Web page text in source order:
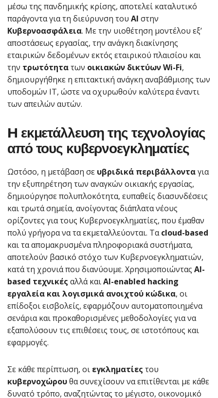
μέσω της πανδημικής κρίσης, αποτελεί καταλυτικό
παράγοντα για τη διεύρυνση του AI στην
Κυβερνοασφάλεια. Με την υιοθέτηση μοντέλου εξ’
αποστάσεως εργασίας, την ανάγκη διακίνησης
εταιρικών δεδομένων εκτός εταιρικού πλαισίου και
την τρωτότητατων οικιακών δικτύων Wi-Fi,
δημιουργήθηκε η επιτακτική ανάγκη αναβάθμισης των
υποδομών IT, ώστε να οχυρωθούν καλύτερα έναντι
των απειλών αυτών.
H εκμετάλλευση της τεχνολογίας
από τους κυβερνοεγκληματίες
Ωστόσο, η μετάβαση σε υβριδικά περιβάλλονταγια
την εξυπηρέτηση των αναγκών οικιακής εργασίας,
δημιούργησε πολυπλοκότητα, ευπαθείς διασυνδέσεις
και τρωτά σημεία, ανοίγοντας διάπλατα νέους
ορίζοντες για τους Κυβερνοεγκληματίες, που έμαθαν
πολύ γρήγορα να τα εκμεταλλεύονται. Ταcloud-based
και τα απομακρυσμένα πληροφοριακά συστήματα,
αποτελούν βασικό στόχο των Κυβερνοεγκληματιών,
κατά τη χρονιά που διανύουμε. Χρησιμοποιώντας AI-
based τεχνικές αλλά καιAI-enabled hacking
εργαλεία και λογισμικά ανοιχτού κώδικα, οι
επίδοξοι εισβολείς, εφαρμόζουν αυτοματοποιημένα
σενάρια και προκαθορισμένες μεθοδολογίες για να
εξαπολύσουν τις επιθέσεις τους, σε ιστοτόπους και
εφαρμογές.
Σε κάθε περίπτωση, οι εγκληματίες του
κυβερνοχώρουθα συνεχίσουν να επιτίθενται με κάθε
δυνατό τρόπο, αναζητώντας το μέγιστο, οικονομικό